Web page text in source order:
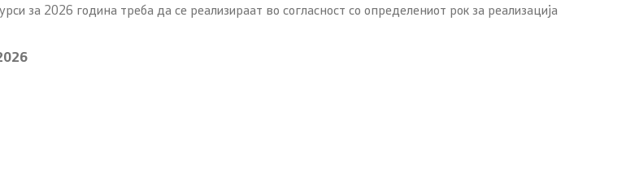
за 2026 година треба да се реализираат во согласност со определениот рок за реализација